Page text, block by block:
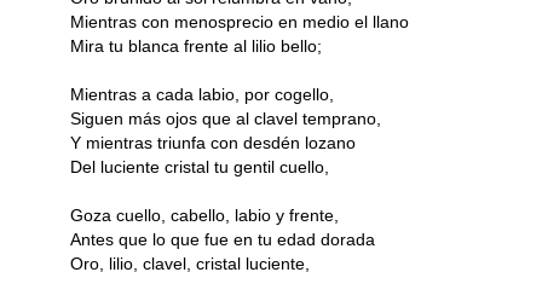
Mientras con menosprecio en medio el llano
Mira tu blanca frente al lilio bello;
Mientras a cada labio, por cogello,
Siguen más ojos que al clavel temprano,
Y mientras triunfa con desdén lozano
Del luciente cristal tu gentil cuello,
Goza cuello, cabello, labio y frente,
Antes que lo que fue en tu edad dorada
Oro, lilio, clavel, cristal luciente,